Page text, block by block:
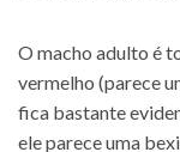
O macho adulto é
vermelho (parece
fica bastante
ele parece uma